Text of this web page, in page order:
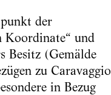
der
Koordinate“ und
Besitz (Gemälde
zu Caravaggio
in Bezug